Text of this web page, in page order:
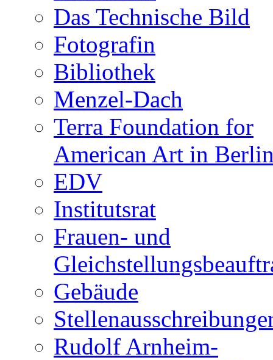
Das Technische Bild
Fotografin
Bibliothek
Menzel-Dach
Terra Foundation for
American Art in
EDV
Institutsrat
Frauen- und
Gebäude
Rudolf Arnheim-